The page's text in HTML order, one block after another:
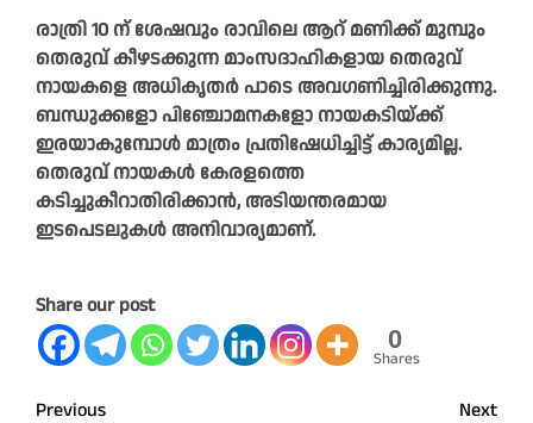
രാത്രി 10 ന് ശേഷവും രാവിലെ ആറ് മണിക്ക് മുമ്പും
തെരുവ് കീഴടക്കുന്ന മാംസദാഹികളായ തെരുവ്
നായകളെ അധികൃതർ പാടെ അവഗണിച്ചിരിക്കുന്നു.
ബന്ധുക്കളോ പിഞ്ചോമനകളോ നായകടിയ്ക്ക്
ഇരയാകുമ്പോൾ മാത്രം പ്രതിഷേധിച്ചിട്ട് കാര്യമില്ല.
തെരുവ് നായകൾ കേരളത്തെ
കടിച്ചുകീറാതിരിക്കാൻ, അടിയന്തരമായ
ഇടപെടലുകൾ അനിവാര്യമാണ്.
Share our post
0
Shares
Previous Next